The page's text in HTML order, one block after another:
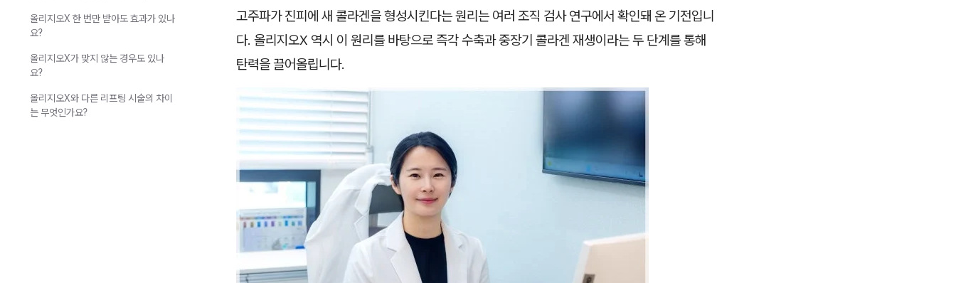
고주파가 진피에 새 콜라겐을 형성시킨다는 원리는 여러 조직 검사 연구에서 확인돼 온 기전입니
다. 올리지오X 역시 이 원리를 바탕으로 즉각 수축과 중장기 콜라겐 재생이라는 두 단계를 통해
탄력을 끌어올립니다.
올리지오X 한 번만 받아도 효과가 있나
요?
올리지오X가 맞지 않는 경우도 있나
요?
올리지오X와 다른 리프팅 시술의 차이
는 무엇인가요?